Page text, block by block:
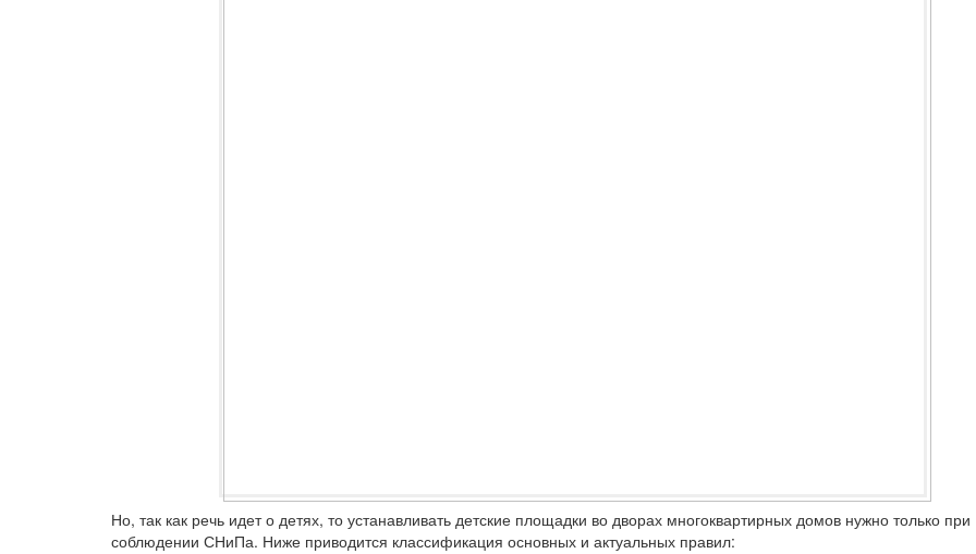
Но, так как речь идет о детях, то устанавливать детские площадки во дворах многоквартирных домов нужно только при
соблюдении СНиПа. Ниже приводится классификация основных и актуальных правил: